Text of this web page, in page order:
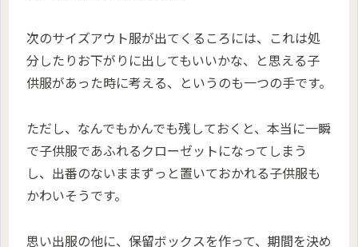
次のサイズアウト服が出てくるころには、これは処
分したりお下がりに出してもいいかな、と思える子
供服があった時に考える、というのも一つの手です。
ただし、なんでもかんでも残しておくと、本当に一瞬
で子供服であふれるクローゼットになってしまう
し、出番のないままずっと置いておかれる子供服も
かわいそうです。
思い出服の他に、保留ボックスを作って、期間を決め